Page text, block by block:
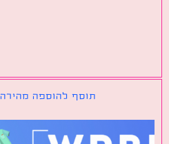
תוסף להוספה מהירה של